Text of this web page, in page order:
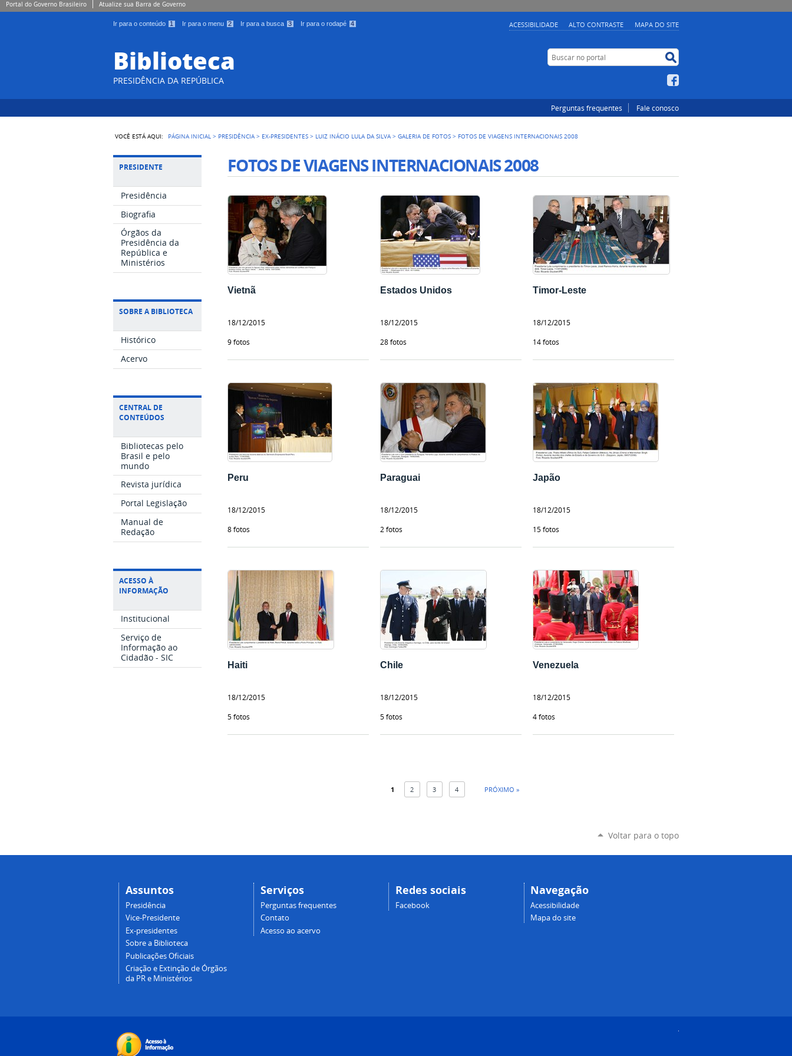
Portal do Governo Brasileiro Atualize sua Barra de Governo
Ir para o conteúdo 1 Ir para o menu 2 Ir para a busca 3 Ir para o rodapé 4 ACESSIBILIDADE ALTO CONTRASTE MAPA DO SITE
Biblioteca
PRESIDÊNCIA DA REPÚBLICA
Buscar no portal
Perguntas frequentes Fale conosco
VOCÊ ESTÁ AQUI: PÁGINA INICIAL > PRESIDÊNCIA > EX-PRESIDENTES > LUIZ INÁCIO LULA DA SILVA >GALERIA DE FOTOS > FOTOS DE VIAGENS INTERNACIONAIS 2008
PRESIDENTE
Presidência
Biografia
Órgãos da
Presidência da
República e
Ministérios
SOBRE A BIBLIOTECA
Histórico
Acervo
CENTRAL DE
CONTEÚDOS
Bibliotecas pelo
Brasil e pelo
mundo
Revista jurídica
Portal Legislação
Manual de
Redação
ACESSO À
INFORMAÇÃO
Institucional
Serviço de
Informação ao
Cidadão - SIC
FOTOS DE VIAGENS INTERNACIONAIS 2008
Vietnã
18/12/2015
9 fotos
Estados Unidos
18/12/2015
28 fotos
Timor-Leste
18/12/2015
14 fotos
Peru
18/12/2015
8 fotos
Paraguai
18/12/2015
2 fotos
Japão
18/12/2015
15 fotos
Haiti
18/12/2015
5 fotos
Chile
18/12/2015
5 fotos
Venezuela
18/12/2015
4 fotos
1 2 3 4 PRÓXIMO »
Voltar para o topo
Assuntos
Presidência
Vice-Presidente
Ex-presidentes
Sobre a Biblioteca
Publicações Oficiais
Criação e Extinção de Órgãos
da PR e Ministérios
Serviços
Perguntas frequentes
Contato
Acesso ao acervo
Redes sociais
Facebook
Navegação
Acessibilidade
Mapa do site